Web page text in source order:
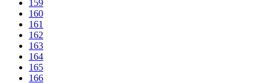
159
160
161
162
163
164
165
166